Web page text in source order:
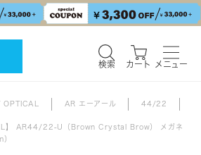
検索 カート メニュー
OPTICAL AR エーアール 44/22
】 AR44/22-U（Brown Crystal Brow） メガネ